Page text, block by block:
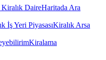
DaireHaritada Ara
İş Yeri PiyasasıKiralık Arsa
Kiralama